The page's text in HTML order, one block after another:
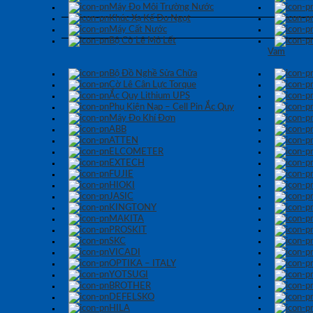
Máy Đo Môi Trường Nước
Khúc Xạ Kế Đo Ngọt
Máy Cất Nước
Bộ Cờ Lê Mỏ Lết
Vam
Bộ Đồ Nghề Sửa Chữa
Cờ Lê Cân Lực Torque
Ắc Quy Lithium UPS
Phụ Kiện Nạp – Cell Pin Ắc Quy
Máy Đo Khí Đơn
ABB
ATTEN
ELCOMETER
EXTECH
FUJIE
HIOKI
JASIC
KINGTONY
MAKITA
PROSKIT
SKC
VICADI
OPTIKA – ITALY
YOTSUGI
BROTHER
DEFELSKO
HILA